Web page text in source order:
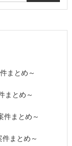
まとめ～
まとめ～
件まとめ～
まとめ～